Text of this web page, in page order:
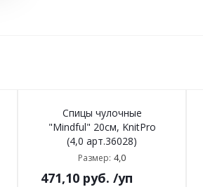
Спицы чулочные
"Mindful" 20см, KnitPro
(4,0 арт.36028)
Размер: 4,0
471,10руб. /уп